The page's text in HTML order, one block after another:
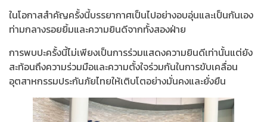
ในโอกาสสำคัญครั้งนี้บรรยากาศเป็นไปอย่างอบอุ่นและเป็นกันเอง
ท่ามกลางรอยยิ้มและความยินดีจากทั้งสองฝ่าย
การพบปะครั้งนี้ไม่เพียงเป็นการร่วมแสดงความยินดีเท่านั้นแต่ยัง
สะท้อนถึงความร่วมมือและความตั้งใจร่วมกันในการขับเคลื่อน
อุตสาหกรรมประกันภัยไทยให้เติบโตอย่างมั่นคงและยั่งยืน